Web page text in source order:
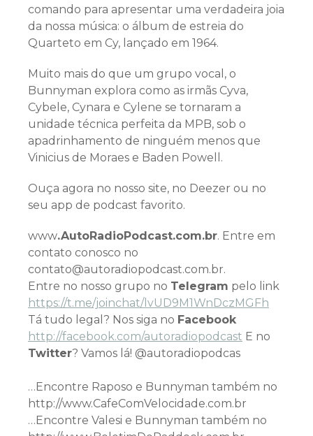
comando para apresentar uma verdadeira joia
da nossa música: o álbum de estreia do
Quarteto em Cy, lançado em 1964.
Muito mais do que um grupo vocal, o
Bunnyman explora como as irmãs Cyva,
Cybele, Cynara e Cylene se tornaram a
unidade técnica perfeita da MPB, sob o
apadrinhamento de ninguém menos que
Vinicius de Moraes e Baden Powell.
Ouça agora no nosso site, no Deezer ou no
seu app de podcast favorito.
www.AutoRadioPodcast.com.br. Entre em
contato conosco no
contato@autoradiopodcast.com.br.
Entre no nosso grupo no Telegram pelo link
https://t.me/joinchat/lvUD9M1WnDczMGFh
Tá tudo legal? Nos siga no Facebook
http://facebook.com/autoradiopodcast E no
Twitter? Vamos lá! @autoradiopodcas
…Encontre Raposo e Bunnyman também no
http://www.CafeComVelocidade.com.br
…Encontre Valesi e Bunnyman também no